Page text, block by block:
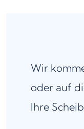
Wir
oder auf
Ihre